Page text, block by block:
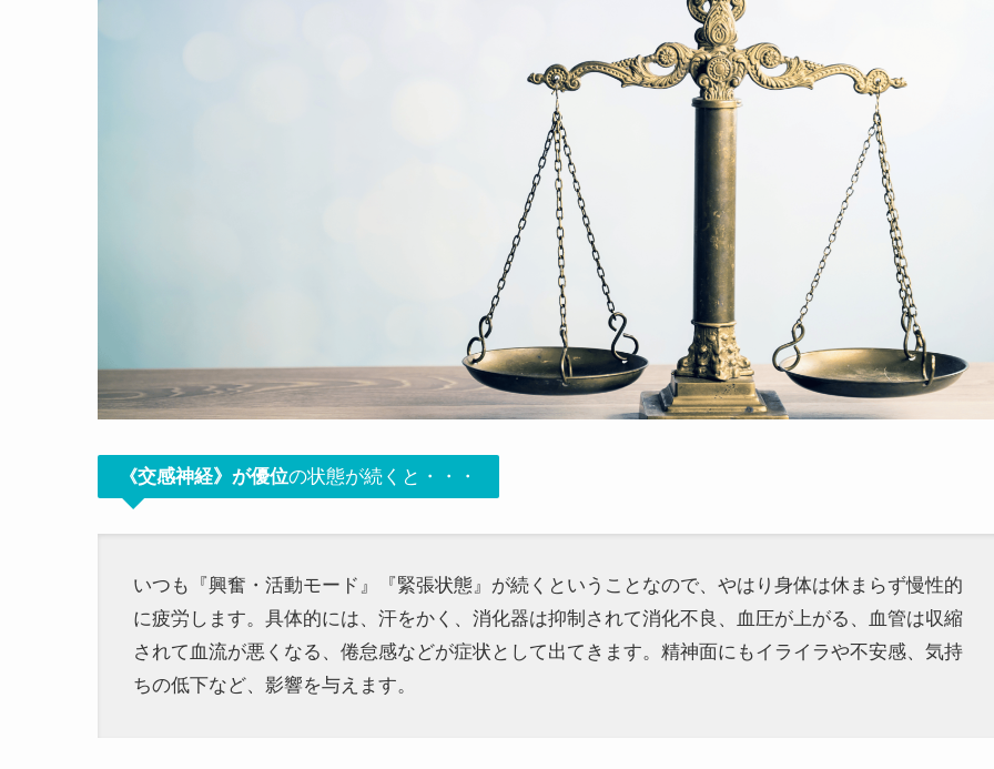
《交感神経》が優位の状態が続くと・・・
いつも『興奮・活動モード』『緊張状態』が続くということなので、やはり身体は休まらず慢性的
に疲労します。具体的には、汗をかく、消化器は抑制されて消化不良、血圧が上がる、血管は収縮
されて血流が悪くなる、倦怠感などが症状として出てきます。精神面にもイライラや不安感、気持
ちの低下など、影響を与えます。